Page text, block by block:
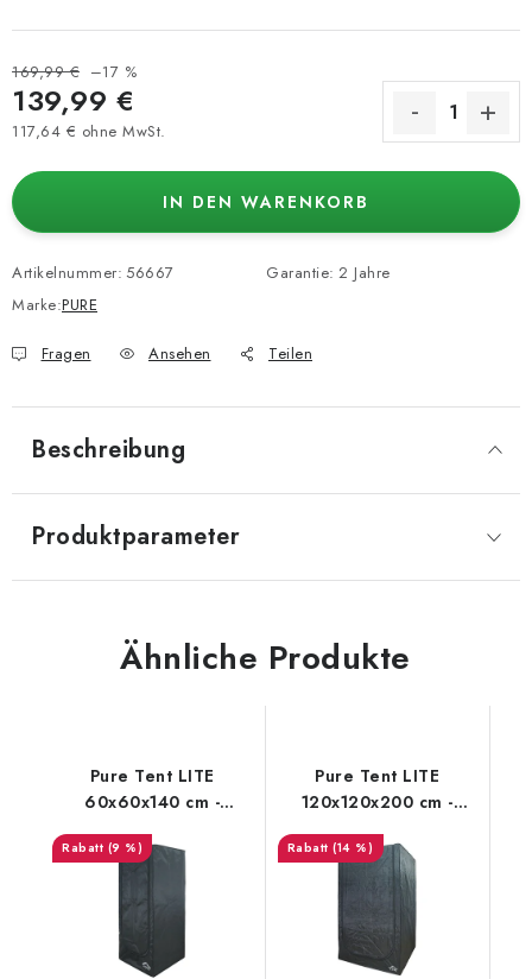
169,99 € –17 %
139,99 €
117,64 € ohne MwSt.
IN DEN WARENKORB
Artikelnummer: 56667
Marke:PURE
Garantie: 2 Jahre
Fragen Ansehen Teilen
Beschreibung
Produktparameter
Ähnliche Produkte
Pure Tent LITE
60x60x140 cm -
growzelt
(9 %)
Pure Tent LITE
120x120x200 cm -
growzelt
(14 %)